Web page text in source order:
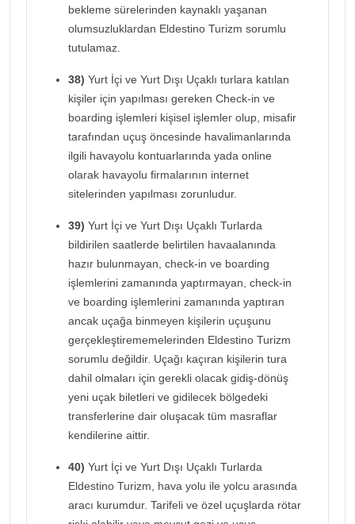
bekleme sürelerinden kaynaklı yaşanan
olumsuzluklardan Eldestino Turizm sorumlu
tutulamaz.
38) Yurt İçi ve Yurt Dışı Uçaklı turlara katılan
kişiler için yapılması gereken Check-in ve
boarding işlemleri kişisel işlemler olup, misafir
tarafından uçuş öncesinde havalimanlarında
ilgili havayolu kontuarlarında yada online
olarak havayolu firmalarının internet
sitelerinden yapılması zorunludur.
39) Yurt İçi ve Yurt Dışı Uçaklı Turlarda
bildirilen saatlerde belirtilen havaalanında
hazır bulunmayan, check-in ve boarding
işlemlerini zamanında yaptırmayan, check-in
ve boarding işlemlerini zamanında yaptıran
ancak uçağa binmeyen kişilerin uçuşunu
gerçekleştirememelerinden Eldestino Turizm
sorumlu değildir. Uçağı kaçıran kişilerin tura
dahil olmaları için gerekli olacak gidiş-dönüş
yeni uçak biletleri ve gidilecek bölgedeki
transferlerine dair oluşacak tüm masraflar
kendilerine aittir.
40) Yurt İçi ve Yurt Dışı Uçaklı Turlarda
Eldestino Turizm, hava yolu ile yolcu arasında
aracı kurumdur. Tarifeli ve özel uçuşlarda rötar